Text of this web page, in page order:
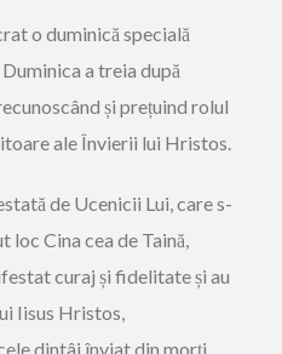
o duminică specială
a treia după
și prețuind rolul
ale Învierii lui Hristos.
de Ucenicii Lui, care s-
loc Cina cea de Taină,
curaj și fidelitate și au
Iisus Hristos,
dintâi înviat din morți.